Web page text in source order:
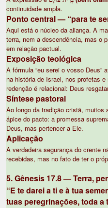
continuidade ampla.
Ponto central — “para te
Aqui está o núcleo da aliança. A
terra, nem a descendência, mas o
em relação pactual.
Exposição teológica
A fórmula “eu serei o vosso Deus”
na história de Israel, nos profetas
redenção é relacional: Deus
Síntese pastoral
Ao longo da tradição cristã, muitos
ápice do pacto: a promessa
Deus, mas pertencer a Ele.
Aplicação
A verdadeira segurança do crente
recebidas, mas no fato de ter o
5. Gênesis 17.8 — Terra,
“E te darei a ti e à tua
tuas peregrinações, toda a